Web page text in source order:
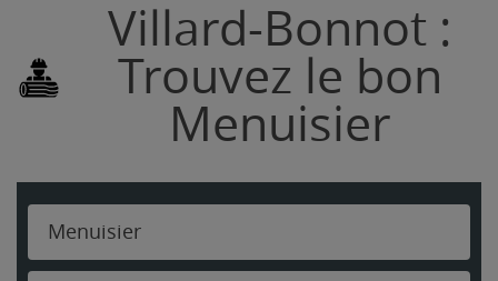
Villard-Bonnot :
Trouvez le bon
Menuisier
Menuisier